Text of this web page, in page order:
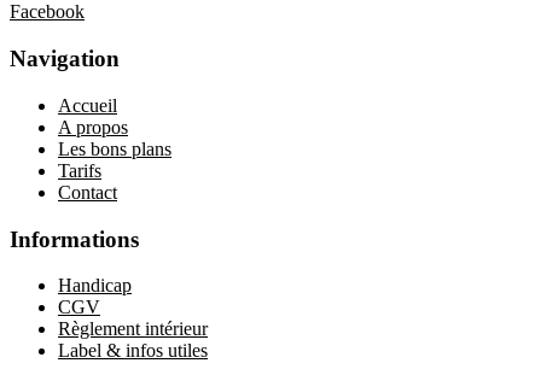
Facebook
Navigation
Accueil
A propos
Les bons plans
Tarifs
Contact
Informations
Handicap
CGV
Règlement intérieur
Label & infos utiles